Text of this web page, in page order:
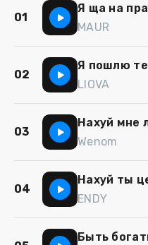
01
Я ща на
MAUR
02
LIOVA
03
Wenom
04
Нахуй ты
ENDY
Быть